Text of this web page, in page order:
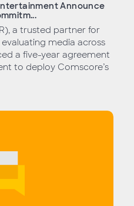
Announce
a trusted partner for
media across
a five-year agreement
to deploy Comscore’s